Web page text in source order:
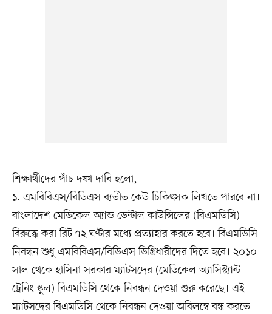
শিক্ষার্থীদের পাঁচ দফা দাবি হলো,
১. এমবিবিএস/বিডিএস ব্যতীত কেউ চিকিৎসক লিখতে পারবে না।
বাংলাদেশ মেডিকেল অ্যান্ড ডেন্টাল কাউন্সিলের (বিএমডিসি)
বিরুদ্ধে করা রিট ৭২ ঘণ্টার মধ্যে প্রত্যাহার করতে হবে। বিএমডিসি
নিবন্ধন শুধু এমবিবিএস/বিডিএস ডিগ্রিধারীদের দিতে হবে। ২০১০
সাল থেকে হাসিনা সরকার ম্যাটসদের (মেডিকেল অ্যাসিস্ট্যান্ট
ট্রেনিং স্কুল) বিএমডিসি থেকে নিবন্ধন দেওয়া শুরু করেছে। এই
ম্যাটসদের বিএমডিসি থেকে নিবন্ধন দেওয়া অবিলম্বে বন্ধ করতে